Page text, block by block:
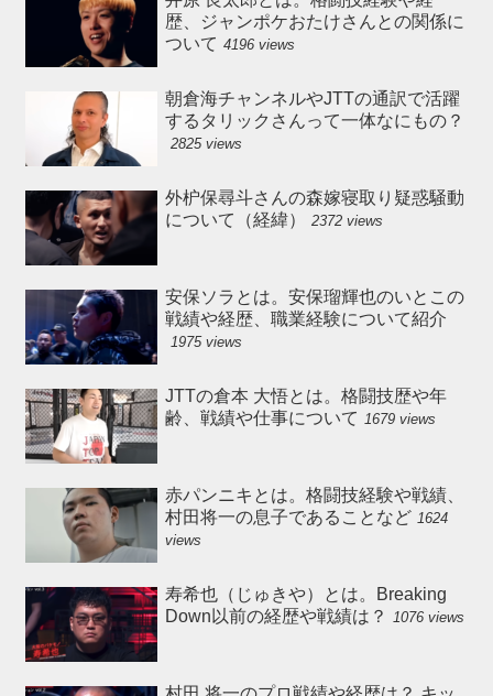
歴、ジャンポケおたけさんとの関係に
ついて 4196 views
朝倉海チャンネルやJTTの通訳で活躍
するタリックさんって一体なにもの？
2825 views
外枦保尋斗さんの森嫁寝取り疑惑騒動
について（経緯）
2372 views
安保ソラとは。安保瑠輝也のいとこの
戦績や経歴、職業経験について紹介
1975 views
JTTの倉本 大悟とは。格闘技歴や年
齢、戦績や仕事について 1679 views
赤パンニキとは。格闘技経験や戦績、
村田将一の息子であることなど 1624
views
寿希也（じゅきや）とは。Breaking
Down以前の経歴や戦績は？ 1076 views